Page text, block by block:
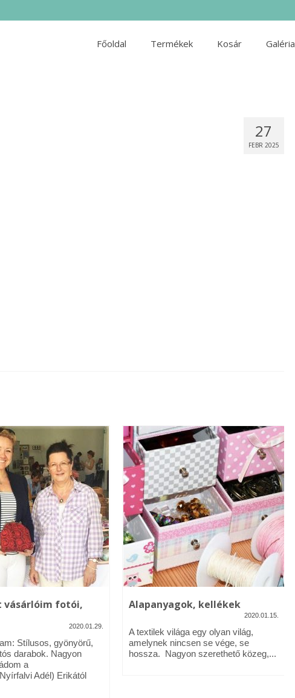
Főoldal Termékek Kosár Galéria
27
FEBR 2025
vásárlóim fotói,
2020.01.29.
Stílusos, gyönyörű,
darabok. Nagyon
a
Adél) Erikától
Alapanyagok, kellékek
2020.01.15.
A textilek világa egy olyan világ,
amelynek nincsen se vége, se
hossza. Nagyon szerethető közeg,...